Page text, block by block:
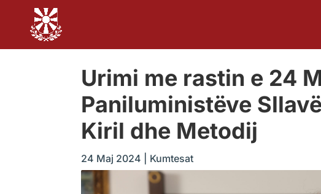
Urimi me rastin e 24
Paniluministëve
Kiril dhe Metodij
24 Maj 2024 Kumtesat